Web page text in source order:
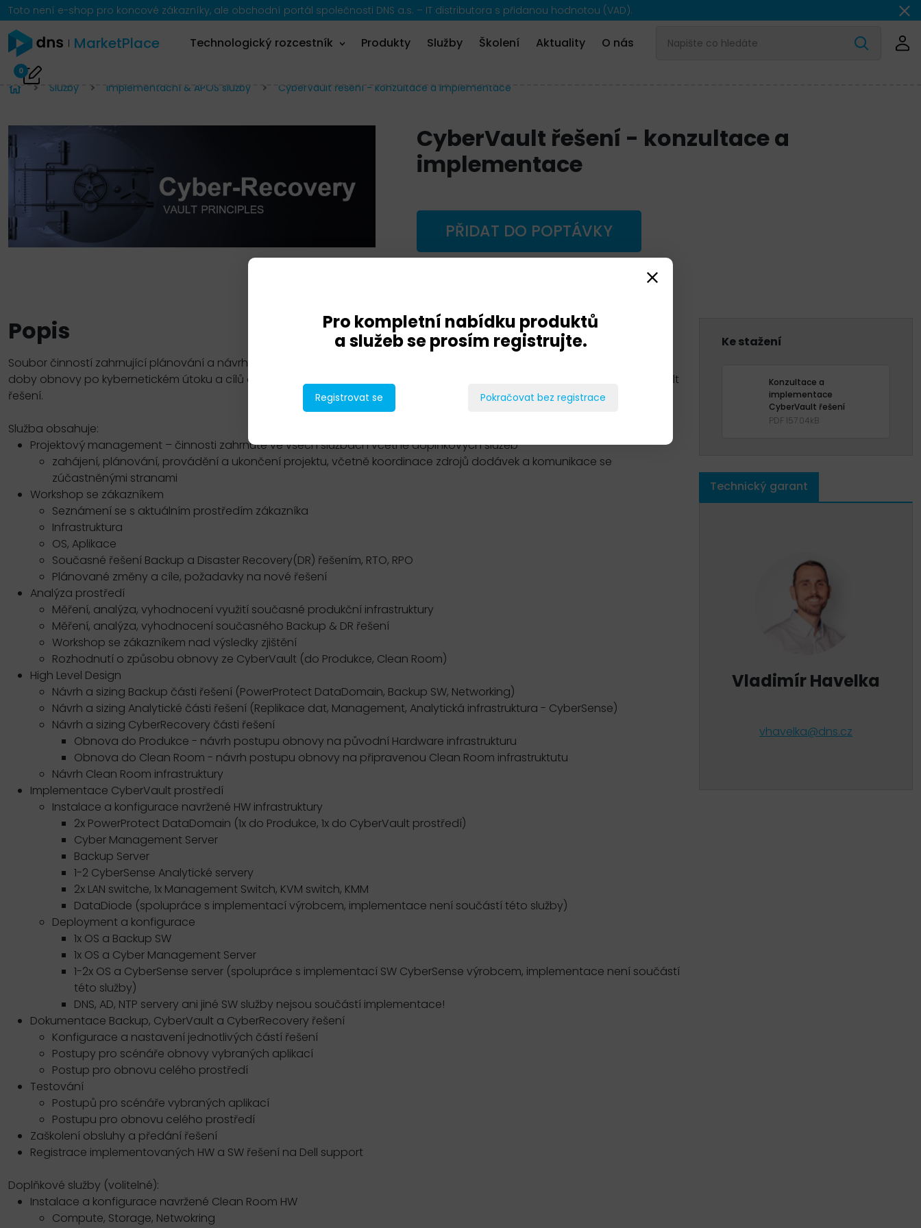
Toto není e-shop pro koncové zákazníky, ale obchodní portál společnosti DNS a.s. – IT distributora s přidanou hodnotou (VAD).
MarketPlace Technologický rozcestník Produkty Služby Školení Aktuality O nás
0
Služby Implementační & APOS služby CyberVault řešení - konzultace a implementace
CyberVault řešení - konzultace a
implementace
PŘIDAT DO POPTÁVKY
Popis
Soubor činností zahrnující plánování a návrh řešení, posouzení kriticky důležitých systémů a aplikací, aktuální infrastruktury,
doby obnovy po kybernetickém útoku a cílů obnovy. Na základě výsledku plánování a návrhu je implementováno CyberVault
řešení.
Služba obsahuje:
Projektový management – činnosti zahrnuté ve všech službách včetně doplňkových služeb
zahájení, plánování, provádění a ukončení projektu, včetně koordinace zdrojů dodávek a komunikace se
zúčastněnými stranami
Workshop se zákazníkem
Seznámení se s aktuálním prostředím zákazníka
Infrastruktura
OS, Aplikace
Současné řešení Backup a Disaster Recovery(DR) řešením, RTO, RPO
Plánované změny a cíle, požadavky na nové řešení
Analýza prostředí
Měření, analýza, vyhodnocení využití současné produkční infrastruktury
Měření, analýza, vyhodnocení současného Backup & DR řešení
Workshop se zákazníkem nad výsledky zjištění
Rozhodnutí o způsobu obnovy ze CyberVault (do Produkce, Clean Room)
High Level Design
Návrh a sizing Backup části řešení (PowerProtect DataDomain, Backup SW, Networking)
Návrh a sizing Analytické části řešení (Replikace dat, Management, Analytická infrastruktura - CyberSense)
Návrh a sizing CyberRecovery části řešení
Obnova do Produkce - návrh postupu obnovy na původní Hardware infrastrukturu
Obnova do Clean Room - návrh postupu obnovy na připravenou Clean Room infrastruktutu
Návrh Clean Room infrastruktury
Implementace CyberVault prostředí
Instalace a konfigurace navržené HW infrastruktury
2x PowerProtect DataDomain (1x do Produkce, 1x do CyberVault prostředí)
Cyber Management Server
Backup Server
1-2 CyberSense Analytické servery
2x LAN switche, 1x Management Switch, KVM switch, KMM
DataDiode (spolupráce s implementací výrobcem, implementace není součástí této služby)
Deployment a konfigurace
1x OS a Backup SW
1x OS a Cyber Management Server
1-2x OS a CyberSense server (spolupráce s implementací SW CyberSense výrobcem, implementace není součástí
této služby)
DNS, AD, NTP servery ani jiné SW služby nejsou součástí implementace!
Dokumentace Backup, CyberVault a CyberRecovery řešení
Konfigurace a nastavení jednotlivých částí řešení
Postupy pro scénáře obnovy vybraných aplikací
Postup pro obnovu celého prostředí
Testování
Postupů pro scénáře vybraných aplikací
Postupu pro obnovu celého prostředí
Zaškolení obsluhy a předání řešení
Registrace implementovaných HW a SW řešení na Dell support
Doplňkové služby (volitelné):
Instalace a konfigurace navržené Clean Room HW
Compute, Storage, Netwokring
Ke stažení
Konzultace a
implementace
CyberVault řešení
PDF 157.04kB
Technický garant
Vladimír Havelka
vhavelka@dns.cz
Pro kompletní nabídku produktů
a služeb se prosím registrujte.
Registrovat se Pokračovat bez registrace